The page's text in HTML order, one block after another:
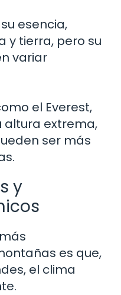
esencia,
y tierra, pero su
variar
el Everest,
altura extrema,
ser más
y
es que,
el clima